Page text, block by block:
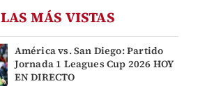
LAS MÁS VISTAS
América vs. San Diego: Partido
Jornada 1 Leagues Cup 2026 HOY
EN DIRECTO